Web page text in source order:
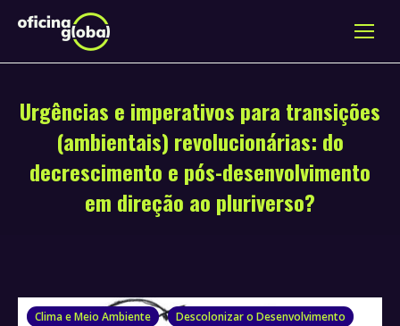
Urgências e imperativos para transições
(ambientais) revolucionárias: do
decrescimento e pós-desenvolvimento
em direção ao pluriverso?
Clima e Meio Ambiente Descolonizar o Desenvolvimento